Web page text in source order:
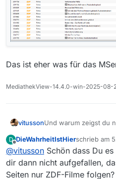
Das ist eher was für das
MediathekView-14.4.0-win-2025-08-
vitussonUnd warum zeigst du
Seite 1 oder 3 würden
D
Offline
DieWahrheitIstHierschrieb am
zuletzt
@vitusson Schön dass Du
dir dann nicht aufgefallen,
Seiten nur ZDF-Filme